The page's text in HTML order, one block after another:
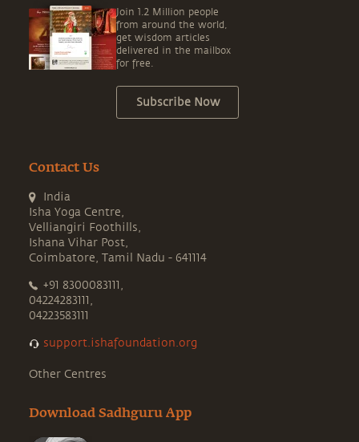
Join 1.2 Million people
from around the world,
get wisdom articles
delivered in the mailbox
for free.
Subscribe Now
Contact Us
India
Isha Yoga Centre,
Velliangiri Foothills,
Ishana Vihar Post,
Coimbatore, Tamil Nadu - 641114
+91 8300083111,
04224283111,
04223583111
support.ishafoundation.org
Other Centres
Download Sadhguru App